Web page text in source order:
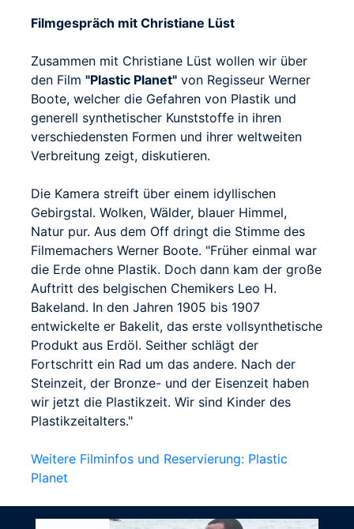
Filmgespräch mit Christiane Lüst
Zusammen mit Christiane Lüst wollen wir über
den Film "Plastic Planet" von Regisseur Werner
Boote, welcher die Gefahren von Plastik und
generell synthetischer Kunststoffe in ihren
verschiedensten Formen und ihrer weltweiten
Verbreitung zeigt, diskutieren.
Die Kamera streift über einem idyllischen
Gebirgstal. Wolken, Wälder, blauer Himmel,
Natur pur. Aus dem Off dringt die Stimme des
Filmemachers Werner Boote. "Früher einmal war
die Erde ohne Plastik. Doch dann kam der große
Auftritt des belgischen Chemikers Leo H.
Bakeland. In den Jahren 1905 bis 1907
entwickelte er Bakelit, das erste vollsynthetische
Produkt aus Erdöl. Seither schlägt der
Fortschritt ein Rad um das andere. Nach der
Steinzeit, der Bronze- und der Eisenzeit haben
wir jetzt die Plastikzeit. Wir sind Kinder des
Plastikzeitalters."
Weitere Filminfos und Reservierung: Plastic
Planet